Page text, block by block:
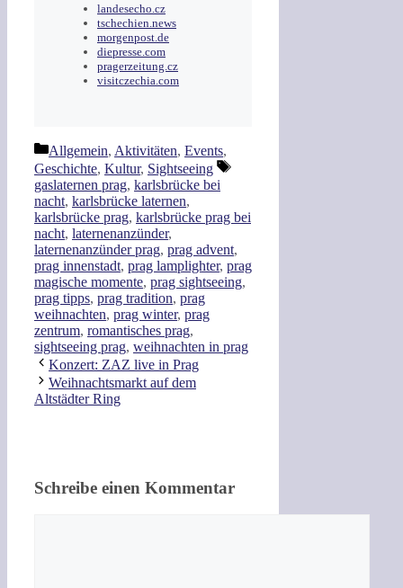
landesecho.cz
tschechien.news
morgenpost.de
diepresse.com
pragerzeitung.cz
visitczechia.com
Kategorien
Allgemein, Aktivitäten, Events,
Geschichte, Kultur, Sightseeing
Schlagwörter
gaslaternen prag, karlsbrücke bei
nacht, karlsbrücke laternen,
karlsbrücke prag, karlsbrücke prag bei
nacht, laternenanzünder,
laternenanzünder prag, prag advent,
prag innenstadt, prag lamplighter, prag
magische momente, prag sightseeing,
prag tipps, prag tradition, prag
weihnachten, prag winter, prag
zentrum, romantisches prag,
sightseeing prag, weihnachten in prag
Konzert: ZAZ live in Prag
Weihnachtsmarkt auf dem
Altstädter Ring
Schreibe einen Kommentar